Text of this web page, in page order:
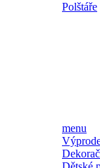
Polštáře
menu